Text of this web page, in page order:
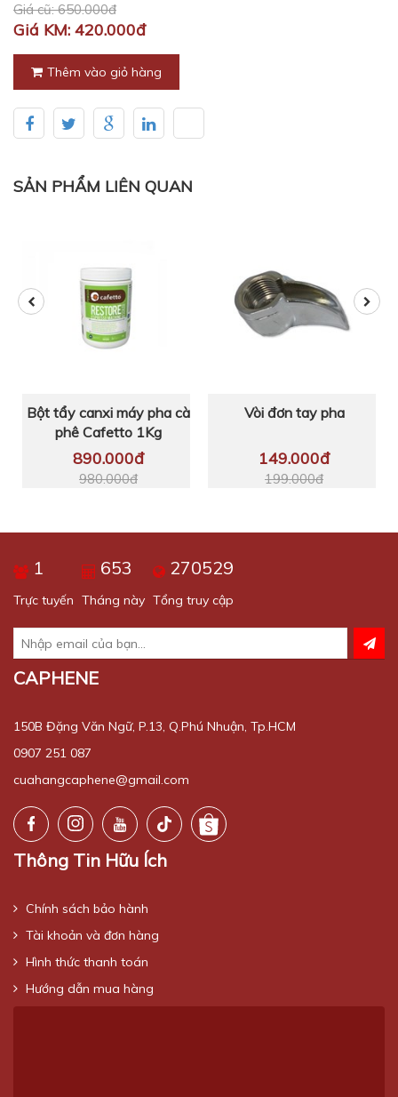
Giá cũ: 650.000đ
Giá KM: 420.000đ
Thêm vào giỏ hàng
SẢN PHẨM LIÊN QUAN
Bột tẩy canxi máy pha cà
phê Cafetto 1Kg
890.000đ
980.000đ
Vòi đơn tay pha
149.000đ
199.000đ
1
Trực tuyến
653
Tháng này
270529
Tổng truy cập
CAPHENE
150B Đặng Văn Ngữ, P.13, Q.Phú Nhuận, Tp.HCM
0907 251 087
cuahangcaphene@gmail.com
Thông Tin Hữu Ích
Chính sách bảo hành
Tài khoản và đơn hàng
Hình thức thanh toán
Hướng dẫn mua hàng